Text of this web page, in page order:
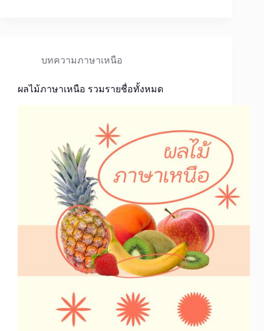
บทความภาษาเหนือ
ผลไม้ภาษาเหนือ รวมรายชื่อทั้งหมด